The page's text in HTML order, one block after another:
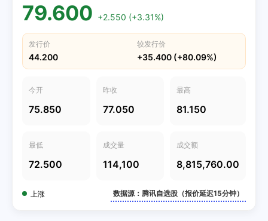
79.600 +2.550 (+3.31%)
发行价
44.200
较发行价
+35.400 (+80.09%)
今开
75.850
昨收
77.050
最高
81.150
最低
72.500
成交量
114,100
成交额
8,815,760.00
上涨 数据源：腾讯自选股（报价延迟15分钟）